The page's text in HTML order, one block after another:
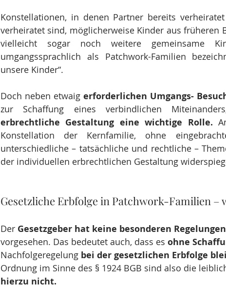
Konstellationen, in denen Partner bereits
verheiratet sind, möglicherweise Kinder aus früheren
vielleicht sogar noch weitere gemeinsame
umgangssprachlich als Patchwork-Familien
unsere Kinder“.
Doch neben etwaig erforderlichen Umgangs-
zur Schaffung eines verbindlichen
erbrechtliche Gestaltung eine wichtige Rolle.
Konstellation der Kernfamilie, ohne
unterschiedliche – tatsächliche und rechtliche –
der individuellen erbrechtlichen Gestaltung
Gesetzliche Erbfolge in Patchwork-Familien –
Der Gesetzgeber hat keine besonderen
vorgesehen. Das bedeutet auch, dass es ohne
Nachfolgeregelung bei der gesetzlichen Erbfolge
Ordnung im Sinne des § 1924 BGB sind also die
hierzu nicht.